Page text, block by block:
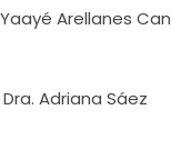
Arellanes
Adriana Sáez